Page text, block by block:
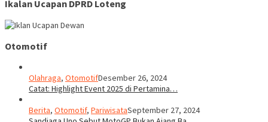
Ikalan Ucapan DPRD Loteng
Otomotif
Olahraga, OtomotifDesember 26, 2024
Catat: Highlight Event 2025 di Pertamina…
Berita, Otomotif, PariwisataSeptember 27, 2024